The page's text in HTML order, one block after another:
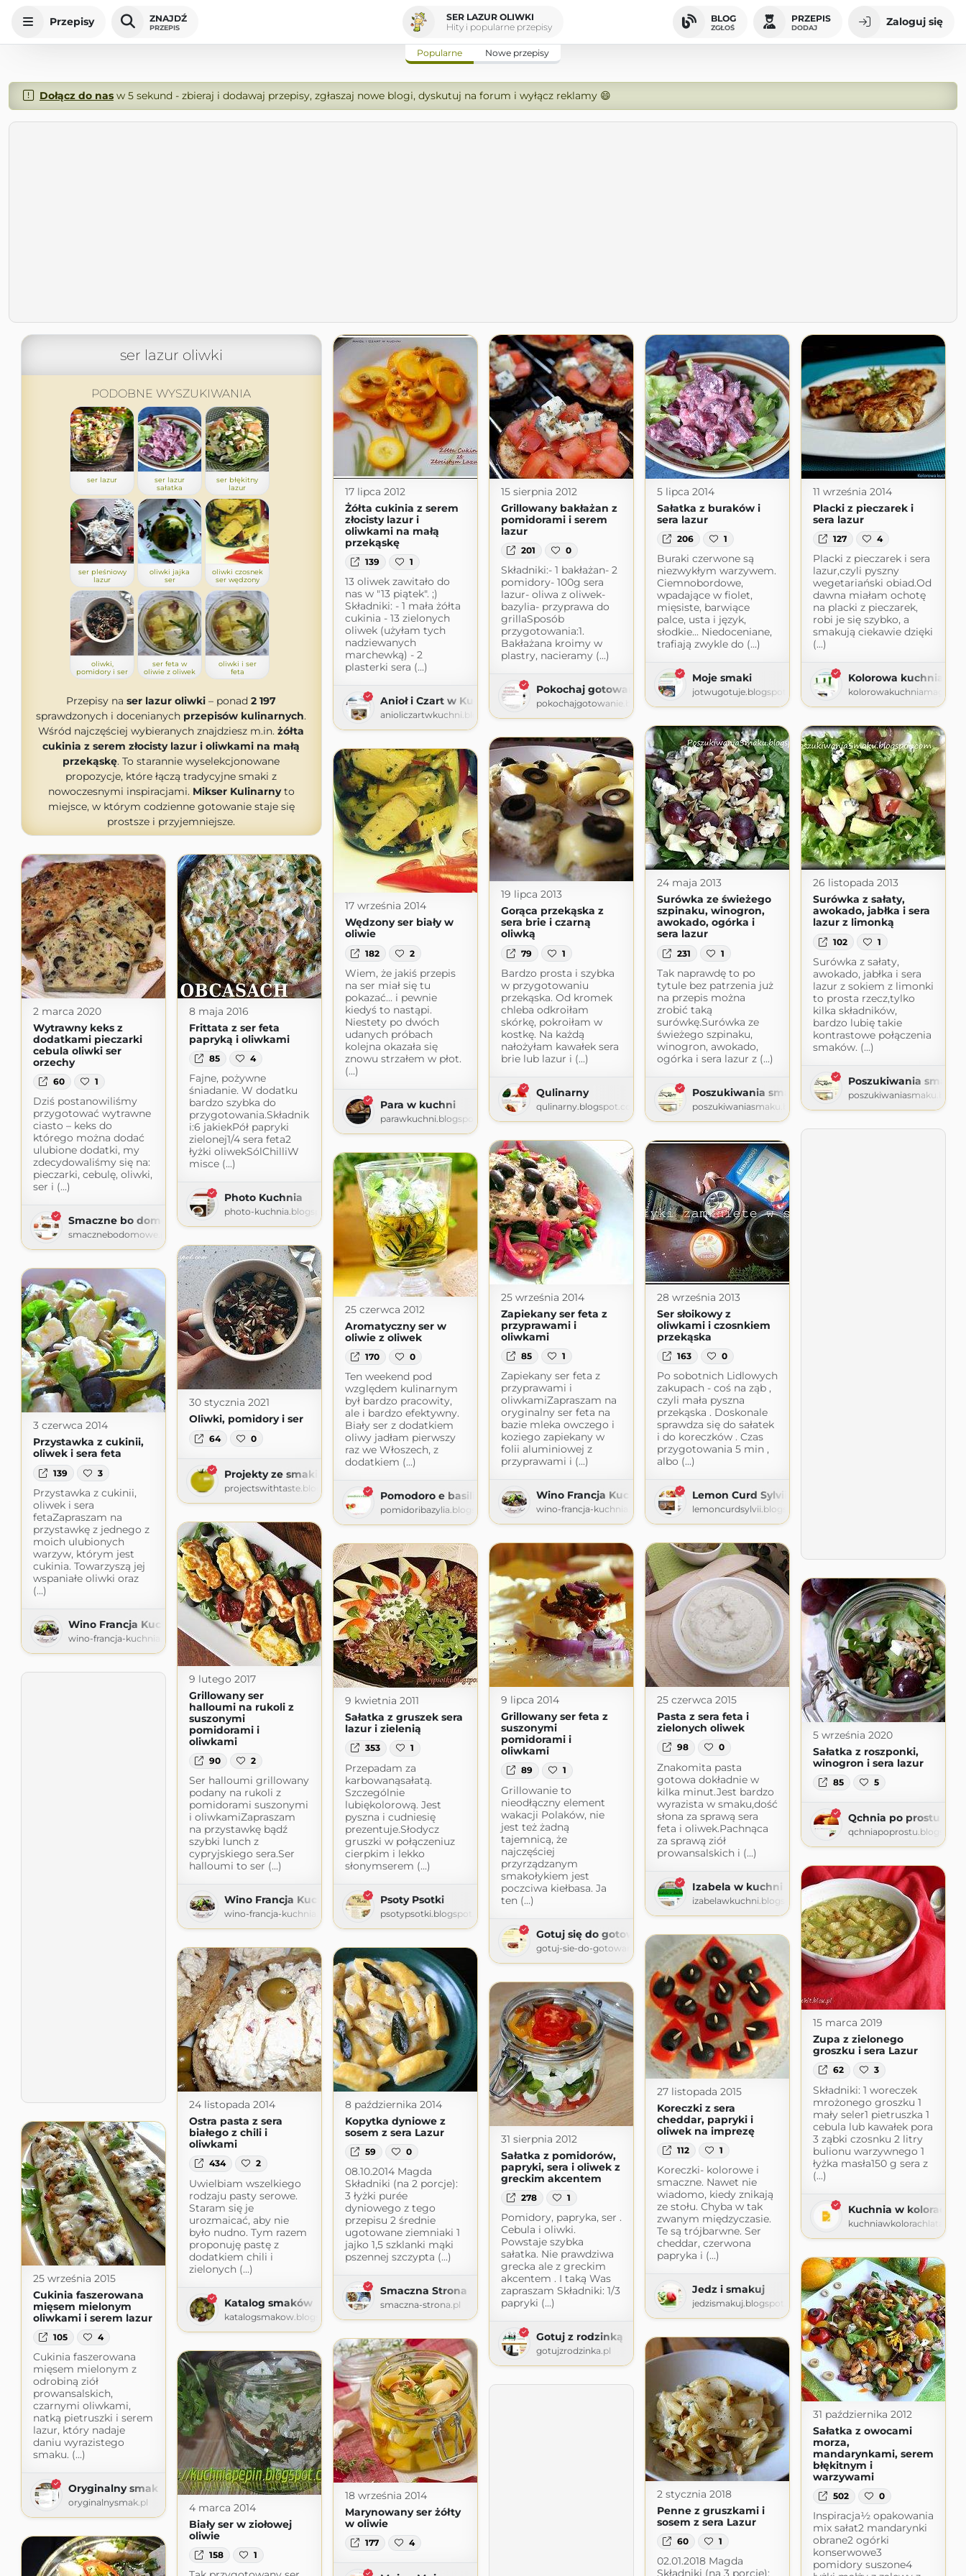
Przepisy ZNAJDŹ
PRZEPIS
SER LAZUR OLIWKI
Hity i popularne przepisy
BLOG
ZGŁOŚ
PRZEPIS
DODAJ Zaloguj się
Popularne Nowe przepisy
Dołącz do nasw 5 sekund - zbieraj i dodawaj przepisy, zgłaszaj nowe blogi, dyskutuj na forum i wyłącz reklamy 😄
ser lazur oliwki
PODOBNE WYSZUKIWANIA
ser lazur
ser lazur
sałatka
ser błękitny
lazur
ser pleśniowy
lazur
oliwki jajka
ser
oliwki czosnek
ser wędzony
oliwki,
pomidory i ser
ser feta w
oliwie z oliwek
oliwki i ser
feta
Przepisy na ser lazur oliwki – ponad 2 197
sprawdzonych i docenianych przepisów kulinarnych.
Wśród najczęściej wybieranych znajdziesz m.in. żółta
cukinia z serem złocisty lazur i oliwkami na małą
przekąskę. To starannie wyselekcjonowane
propozycje, które łączą tradycyjne smaki z
nowoczesnymi inspiracjami. Mikser Kulinarnyto
miejsce, w którym codzienne gotowanie staje się
prostsze i przyjemniejsze.
17 lipca 2012
Żółta cukinia z serem
złocisty lazur i
oliwkami na małą
przekąskę
139 1
13 oliwek zawitało do
nas w "13 piątek". ;)
Składniki: - 1 mała żółta
cukinia - 13 zielonych
oliwek (użyłam tych
nadziewanych
marchewką) - 2
plasterki sera (...)
Anioł i Czart w Kuchni
anioliczartwkuchni.blogspot.com
15 sierpnia 2012
Grillowany bakłażan z
pomidorami i serem
lazur
201 0
Składniki:- 1 bakłażan- 2
pomidory- 100g sera
lazur- oliwa z oliwek-
bazylia- przyprawa do
grillaSposób
przygotowania:1.
Bakłażana kroimy w
plastry, nacieramy (...)
Pokochaj gotowanie
pokochajgotowanie.blogspot.com
5 lipca 2014
Sałatka z buraków i
sera lazur
206 1
Buraki czerwone są
niezwykłym warzywem.
Ciemnobordowe,
wpadające w fiolet,
mięsiste, barwiące
palce, usta i język,
słodkie... Niedoceniane,
trafiają zwykle do (...)
Moje smaki
jotwugotuje.blogspot.com
11 września 2014
Placki z pieczarek i
sera lazur
127 4
Placki z pieczarek i sera
lazur,czyli pyszny
wegetariański obiad.Od
dawna miałam ochotę
na placki z pieczarek,
robi je się szybko, a
smakują ciekawie dzięki
(...)
Kolorowa kuchnia
24 maja 2013
Surówka ze świeżego
szpinaku, winogron,
awokado, ogórka i
sera lazur
231 1
Tak naprawdę to po
tytule bez patrzenia już
na przepis można
zrobić taką
surówkę.Surówka ze
świeżego szpinaku,
winogron, awokado,
ogórka i sera lazur z (...)
Poszukiwania smaku
poszukiwaniasmaku.blogspot.com
26 listopada 2013
Surówka z sałaty,
awokado, jabłka i sera
lazur z limonką
102 1
Surówka z sałaty,
awokado, jabłka i sera
lazur z sokiem z limonki
to prosta rzecz,tylko
kilka składników,
bardzo lubię takie
kontrastowe połączenia
smaków. (...)
Poszukiwania smaku
19 lipca 2013
Gorąca przekąska z
sera brie i czarną
oliwką
79 1
Bardzo prosta i szybka
w przygotowaniu
przekąska. Od kromek
chleba odkroiłam
skórkę, pokroiłam w
kostkę. Na każdą
nałożyłam kawałek sera
brie lub lazur i (...)
Qulinarny
qulinarny.blogspot.com
17 września 2014
Wędzony ser biały w
oliwie
182 2
Wiem, że jakiś przepis
na ser miał się tu
pokazać... i pewnie
kiedyś to nastąpi.
Niestety po dwóch
udanych próbach
kolejna okazała się
znowu strzałem w płot.
(...)
Para w kuchni
parawkuchni.blogspot.com
2 marca 2020
Wytrawny keks z
dodatkami pieczarki
cebula oliwki ser
orzechy
60 1
Dziś postanowiliśmy
przygotować wytrawne
ciasto – keks do
którego można dodać
ulubione dodatki, my
zdecydowaliśmy się na:
pieczarki, cebulę, oliwki,
ser i (...)
Smaczne bo domowe
smacznebodomowe.pl
8 maja 2016
Frittata z ser feta
papryką i oliwkami
85 4
Fajne, pożywne
śniadanie. W dodatku
bardzo szybka do
przygotowania.Składnik
i:6 jakiekPół papryki
zielonej1/4 sera feta2
łyżki oliwekSólChilliW
misce (...)
Photo Kuchnia
photo-kuchnia.blogspot.com
25 września 2014
Zapiekany ser feta z
przyprawami i
oliwkami
85 1
Zapiekany ser feta z
przyprawami i
oliwkamiZapraszam na
oryginalny ser feta na
bazie mleka owczego i
koziego zapiekany w
folii aluminiowej z
przyprawami i (...)
Wino Francja Kuchnia Podróże Emigracja
wino-francja-kuchnia.blogspot.com
28 września 2013
Ser słoikowy z
oliwkami i czosnkiem
przekąska
163 0
Po sobotnich Lidlowych
zakupach - coś na ząb ,
czyli mała pyszna
przekąska . Doskonale
sprawdza się do sałatek
i do koreczków . Czas
przygotowania 5 min ,
albo (...)
Lemon Curd Sylvii
lemoncurdsylvii.blogspot.com
25 czerwca 2012
Aromatyczny ser w
oliwie z oliwek
170 0
Ten weekend pod
względem kulinarnym
był bardzo pracowity,
ale i bardzo efektywny.
Biały ser z dodatkiem
oliwy jadłam pierwszy
raz we Włoszech, z
dodatkiem (...)
Pomodoro e basilico
pomidoribazylia.blogspot.com
30 stycznia 2021
Oliwki, pomidory i ser
64 0
Projekty ze smakiem / Projects with taste
projectswithtaste.blogspot.com
3 czerwca 2014
Przystawka z cukinii,
oliwek i sera feta
139 3
Przystawka z cukinii,
oliwek i sera
fetaZapraszam na
przystawkę z jednego z
moich ulubionych
warzyw, którym jest
cukinia. Towarzyszą jej
wspaniałe oliwki oraz
(...)
Wino Francja Kuchnia Podróże Emigracja
wino-francja-kuchnia.blogspot.com
9 lutego 2017
Grillowany ser
halloumi na rukoli z
suszonymi
pomidorami i
oliwkami
90 2
Ser halloumi grillowany
podany na rukoli z
pomidorami suszonymi
i oliwkamiZapraszam
na przystawkę bądź
szybki lunch z
cypryjskiego sera.Ser
halloumi to ser (...)
Wino Francja Kuchnia Podróże Emigracja
wino-francja-kuchnia.blogspot.com
9 lipca 2014
Grillowany ser feta z
suszonymi
pomidorami i
oliwkami
89 1
Grillowanie to
nieodłączny element
wakacji Polaków, nie
jest też żadną
tajemnicą, że
najczęściej
przyrządzanym
smakołykiem jest
poczciwa kiełbasa. Ja
ten (...)
Gotuj się do gotowania!
gotuj-sie-do-gotowania.blogspot.com
25 czerwca 2015
Pasta z sera feta i
zielonych oliwek
98 0
Znakomita pasta
gotowa dokładnie w
kilka minut.Jest bardzo
wyrazista w smaku,dość
słona za sprawą sera
feta i oliwek.Pachnąca
za sprawą ziół
prowansalskich i (...)
Izabela w kuchni
izabelawkuchni.blogspot.com
9 kwietnia 2011
Sałatka z gruszek sera
lazur i zielenią
353 1
Przepadam za
karbowanąsałatą.
Szczególnie
lubiękolorową. Jest
pyszna i cudniesię
prezentuje.Słodycz
gruszki w połączeniuz
cierpkim i lekko
słonymserem (...)
Psoty Psotki
psotypsotki.blogspot.com
5 września 2020
Sałatka z roszponki,
winogron i sera lazur
85 5
Qchnia po prostu
15 marca 2019
Zupa z zielonego
groszku i sera Lazur
62 3
Składniki: 1 woreczek
mrożonego groszku 1
mały seler1 pietruszka 1
cebula lub kawałek pora
3 ząbki czosnku 2 litry
bulionu warzywnego 1
łyżka masła150 g sera z
(...)
Kuchnia w kolorach
27 listopada 2015
Koreczki z sera
cheddar, papryki i
oliwek na imprezę
112 1
Koreczki- kolorowe i
smaczne. Nawet nie
wiadomo, kiedy znikają
ze stołu. Chyba w tak
zwanym międzyczasie.
Te są trójbarwne. Ser
cheddar, czerwona
papryka i (...)
Jedz i smakuj
jedzismakuj.blogspot.com
8 października 2014
Kopytka dyniowe z
sosem z sera Lazur
59 0
08.10.2014 Magda
Składniki (na 2 porcje):
3 łyżki purée
dyniowego z tego
przepisu 2 średnie
ugotowane ziemniaki 1
jajko 1,5 szklanki mąki
pszennej szczypta (...)
Smaczna Strona
smaczna-strona.pl
24 listopada 2014
Ostra pasta z sera
białego z chili i
oliwkami
434 2
Uwielbiam wszelkiego
rodzaju pasty serowe.
Staram się je
urozmaicać, aby nie
było nudno. Tym razem
proponuję pastę z
dodatkiem chili i
zielonych (...)
Katalog smaków
katalogsmakow.blogspot.com
31 sierpnia 2012
Sałatka z pomidorów,
papryki, sera i oliwek z
greckim akcentem
278 1
Pomidory, papryka, ser .
Cebula i oliwki.
Powstaje szybka
sałatka. Nie prawdziwa
grecka ale z greckim
akcentem . I taką Was
zapraszam Składniki: 1/3
papryki (...)
Gotuj z rodzinką
gotujzrodzinka.pl
25 września 2015
Cukinia faszerowana
mięsem mielonym
oliwkami i serem lazur
105 4
Cukinia faszerowana
mięsem mielonym z
odrobiną ziół
prowansalskich,
czarnymi oliwkami,
natką pietruszki i serem
lazur, który nadaje
daniu wyrazistego
smaku. (...)
Oryginalny smak
oryginalnysmak.pl
31 października 2012
Sałatka z owocami
morza,
mandarynkami, serem
błękitnym i
warzywami
502 0
Inspiracja½ opakowania
mix sałat2 mandarynki
obrane2 ogórki
konserwowe3
pomidory suszone4
2 stycznia 2018
Penne z gruszkami i
sosem z sera Lazur
60 1
02.01.2018 Magda
Składniki (na 3 porcje):
18 września 2014
Marynowany ser żółty
w oliwie
177 4
4 marca 2014
Biały ser w ziołowej
oliwie
158 1